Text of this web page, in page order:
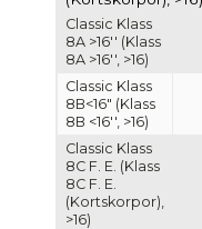
Classic Klass
8A >16'' (Klass
8A >16'', >16)
Classic Klass
8B<16" (Klass
8B <16'', >16)
Classic Klass
8C F. E. (Klass
8C F. E.
(Kortskorpor),
>16)